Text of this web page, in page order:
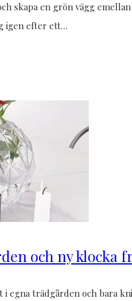
skapa en grön vägg
igen efter ett…
och ny klocka
egna trädgården och bara